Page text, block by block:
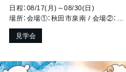
動線と豊富な収納の家｜秋田市
泉
日程：08/17(月)～08/30(日)
見学会